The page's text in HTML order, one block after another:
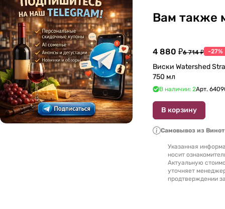
Вам также
4 880 ₽6 714 ₽ -27%
Виски Watershed
750 мл
В наличии: 2Арт.
В корзину
Самовывоз из
Указанная
носит
Актуальную
уточняет
продтверждении